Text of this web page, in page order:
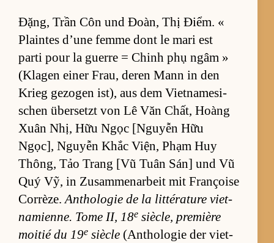
Đặng, Trần Côn und Đoàn, Thị Điểm. «
Plain­tes d’une femme dont le mari est
parti pour la guerre = Chinh phụ ngâm »
(Kla­gen ei­ner Frau, de­ren Mann in den
Krieg ge­zo­gen ist), aus dem Vi­et­na­me­si­
schen über­setzt von Lê Văn Chất, Hoàng
Xuân Nhị, Hữu Ngọc [N­guyễn Hữu
Ngọc], Nguyễn Khắc Viện, Phạm Huy
Thông, Tảo Trang [Vũ Tuân Sán] und Vũ
Quý Vỹ, in Zu­sam­me­n­a­r­beit mit Françoise
Corrè­ze.An­tho­lo­gie de la lit­téra­ture vi­et­
na­mi­enne. Tome II, 18e siècle, pre­mière
moi­tié du 19e siècle (An­tho­lo­gie der vi­et­